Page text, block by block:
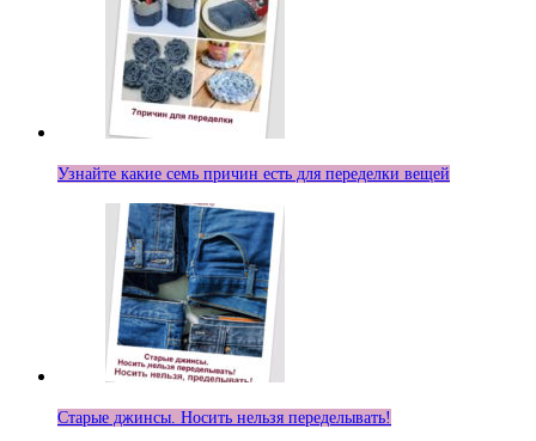
Узнайте какие семь причин есть для переделки вещей
Старые джинсы. Носить нельзя переделывать!